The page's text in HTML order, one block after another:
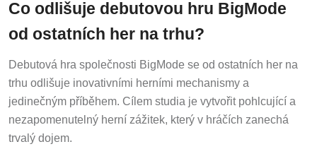
Co odlišuje debutovou hru BigMode
od ostatních her na trhu?
Debutová hra společnosti BigMode se od ostatních her na
trhu odlišuje inovativními herními mechanismy a
jedinečným příběhem. Cílem studia je vytvořit pohlcující a
nezapomenutelný herní zážitek, který v hráčích zanechá
trvalý dojem.